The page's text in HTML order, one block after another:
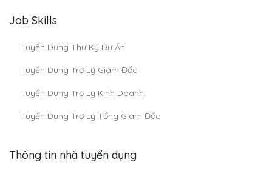
Job Skills
Tuyển Dụng Thư Ký Dự Án
Tuyển Dụng Trợ Lý Giám Đốc
Tuyển Dụng Trợ Lý Kinh Doanh
Tuyển Dụng Trợ Lý Tổng Giám Đốc
Thông tin nhà tuyển dụng